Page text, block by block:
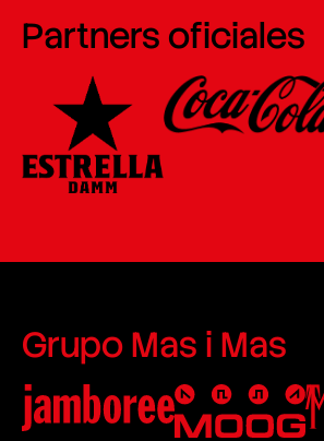
Partners oficiales
Grupo Mas i Mas